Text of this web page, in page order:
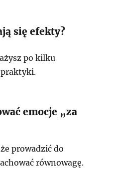
się efekty?
po kilku
emocje „za
prowadzić do
równowagę.